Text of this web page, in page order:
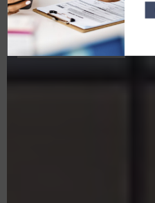
Ver servicios